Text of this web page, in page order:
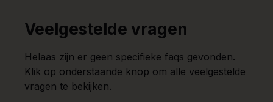
Veelgestelde vragen
Helaas zijn er geen specifieke faqs gevonden.
Klik op onderstaande knop om alle veelgestelde
vragen te bekijken.